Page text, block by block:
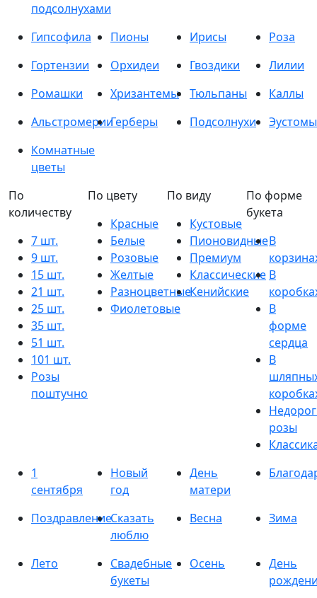
подсолнухами
Гипсофила
Пионы Ирисы
Роза
Гортензии
Орхидеи Гвоздики
Лилии
Ромашки
Хризантемы Тюльпаны
Каллы
АльстромерииГерберы Подсолнухи
Эустомы
Комнатные
цветы
По
количеству
7 шт.
9 шт.
15 шт.
21 шт.
25 шт.
35 шт.
51 шт.
101 шт.
Розы
поштучно
По цвету
Красные
Белые
Розовые
Желтые
Разноцветные
Фиолетовые
По виду
Кустовые
Пионовидные
Премиум
Классические
Кенийские
По форме
букета
В
В
В
форме
сердца
В
розы
1
сентября
Новый
год
День
матери
ПоздравлениеСказать
люблю
Весна Зима
Лето
Свадебные
букеты
Осень
День